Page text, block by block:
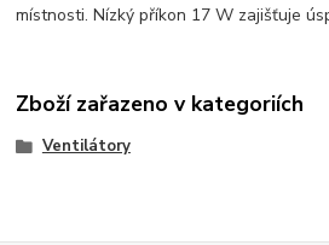
místnosti. Nízký příkon 17 W zajišťuje
Zboží zařazeno v kategoriích
Ventilátory